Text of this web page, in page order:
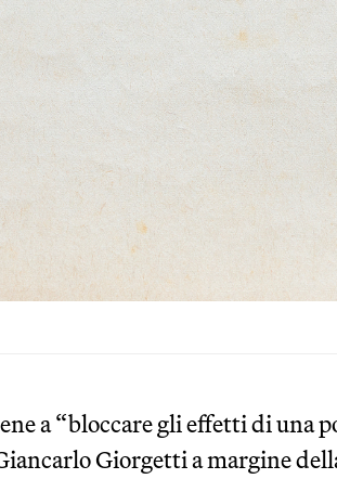
a “bloccare gli effetti di una
Giorgetti a margine